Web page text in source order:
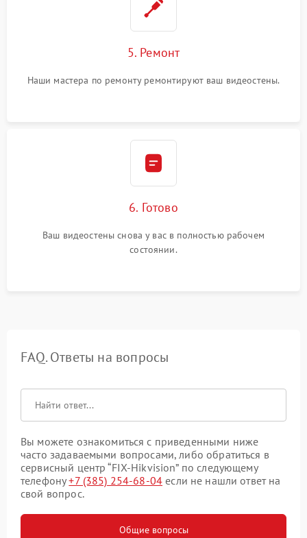
5. Ремонт
Наши мастера по ремонту ремонтируют ваш видеостены.
6. Готово
Ваш видеостены снова у вас в полностью рабочем
состоянии.
FAQ. Ответы на вопросы
Вы можете ознакомиться с приведенными ниже
часто задаваемыми вопросами, либо обратиться в
сервисный центр “FIX-Hikvision” по следующему
телефону+7 (385) 254-68-04 если не нашли ответ на
свой вопрос.
Общие вопросы